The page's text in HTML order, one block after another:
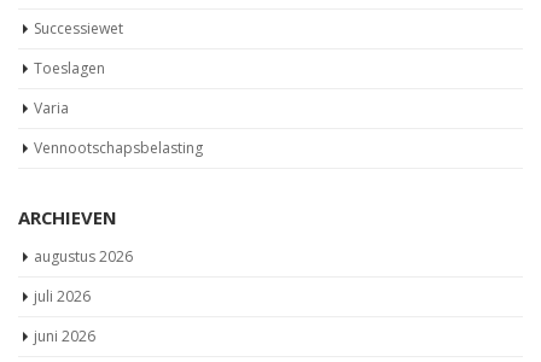
Successiewet
Toeslagen
Varia
Vennootschapsbelasting
ARCHIEVEN
augustus 2026
juli 2026
juni 2026